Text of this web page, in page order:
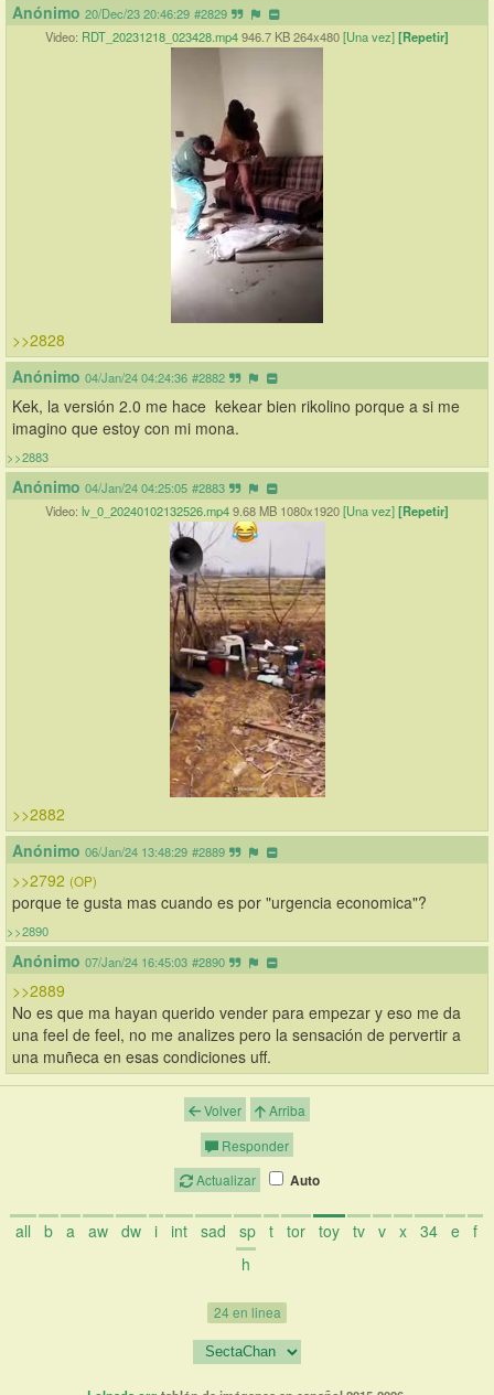
Anónimo 20/Dec/23 20:46:29 #2829
Video: RDT_20231218_023428.mp4946.7 KB 264x480[Una vez][Repetir]
>>2828
Anónimo 04/Jan/24 04:24:36 #2882
Kek, la versión 2.0 me hace  kekear bien rikolino porque a si me
imagino que estoy con mi mona.
>>2883
Anónimo 04/Jan/24 04:25:05 #2883
Video: lv_0_20240102132526.mp49.68 MB 1080x1920[Una vez][Repetir]
>>2882
Anónimo 06/Jan/24 13:48:29 #2889
>>2792 (OP)
porque te gusta mas cuando es por "urgencia economica"?
>>2890
Anónimo 07/Jan/24 16:45:03 #2890
>>2889
No es que ma hayan querido vender para empezar y eso me da
una feel de feel, no me analizes pero la sensación de pervertir a
una muñeca en esas condiciones uff.
Volver
Arriba
Responder
Actualizar
Auto
all b a aw dw i int sad sp t tor toy tv v x 34 e
f
h
24 en linea